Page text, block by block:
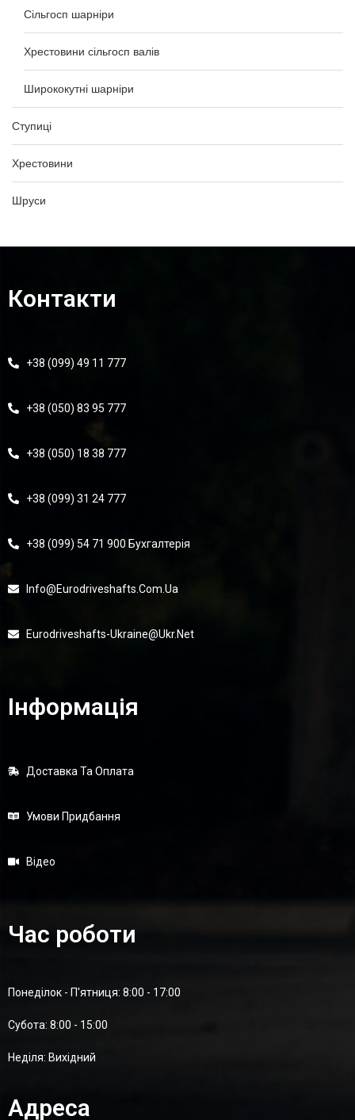
Сільгосп шарніри
Хрестовини сільгосп валів
Ширококутні шарніри
Ступиці
Хрестовини
Шруси
Контакти
+38 (099) 49 11 777
+38 (050) 83 95 777
+38 (050) 18 38 777
+38 (099) 31 24 777
+38 (099) 54 71 900 Бухгалтерія
Info@eurodriveshafts.com.ua
Eurodriveshafts-Ukraine@ukr.net
Інформація
Доставка Та Оплата
Умови Придбання
Відео
Час роботи
Понеділок - П'ятниця: 8:00 - 17:00
Суботa: 8:00 - 15:00
Неділя: Вихідний
Адреса